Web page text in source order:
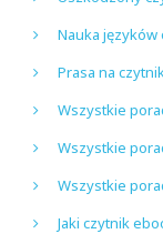
Nauka
Prasa na
Wszystkie
Wszystkie
Wszystkie
Jaki czytnik